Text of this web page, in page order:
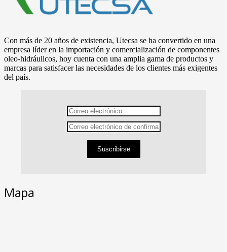
Con más de 20 años de existencia, Utecsa se ha convertido en una
empresa líder en la importación y comercialización de componentes
oleo-hidráulicos, hoy cuenta con una amplia gama de productos y
marcas para satisfacer las necesidades de los clientes más exigentes
del país.
Suscribirse
Mapa